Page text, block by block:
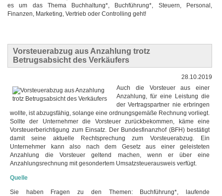
es um das Thema Buchhaltung*, Buchführung*, Steuern, Personal,
Finanzen, Marketing, Vertrieb oder Controlling geht!
Vorsteuerabzug aus Anzahlung trotz
Betrugsabsicht des Verkäufers
28.10.2019
Auch die Vorsteuer aus einer
Anzahlung, für eine Leistung die
der Vertragspartner nie erbringen
wollte, ist abzugsfähig, solange eine ordnungsgemäße Rechnung vorliegt.
Sollte der Unternehmer die Vorsteuer zurückbekommen, käme eine
Vorsteuerberichtigung zum Einsatz. Der Bundesfinanzhof (BFH) bestätigt
damit seine aktuelle Rechtsprechung zum Vorsteuerabzug. Ein
Unternehmer kann also nach dem Gesetz aus einer geleisteten
Anzahlung die Vorsteuer geltend machen, wenn er über eine
Anzahlungsrechnung mit gesondertem Umsatzsteuerausweis verfügt.
Quelle
Sie haben Fragen zu den Themen: Buchführung*, laufende